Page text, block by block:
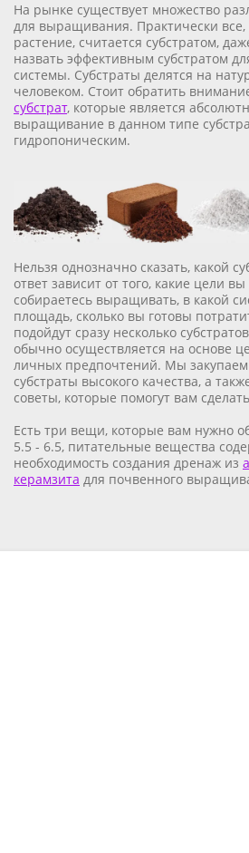
На рынке существует множество
для выращивания. Практически
растение, считается субстратом,
назвать эффективным субстратом
системы. Субстраты делятся на
человеком. Стоит обратить
субстрат, которые является
выращивание в данном типе
гидропоническим.
Нельзя однозначно сказать, какой
ответ зависит от того, какие цели
собираетесь выращивать, в какой
площадь, сколько вы готовы
подойдут сразу несколько
обычно осуществляется на основе
личных предпочтений. Мы
субстраты высокого качества, а
советы, которые помогут вам
Есть три вещи, которые вам нужно
5.5 - 6.5, питательные вещества
необходимость создания дренаж из
керамзита для почвенного